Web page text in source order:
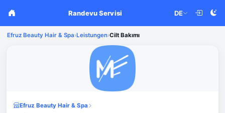
Randevu Servisi DE
Efruz Beauty Hair & Spa›Leistungen›Cilt Bakımı
Efruz Beauty Hair & Spa